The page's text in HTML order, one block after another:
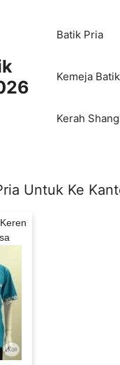
Batik Pria
Kemeja
Kerah
Untuk Ke